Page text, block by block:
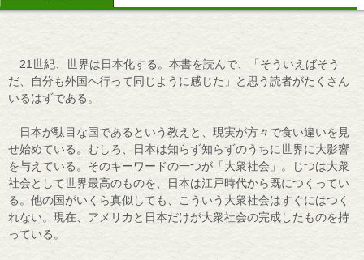
21世紀、世界は日本化する。本書を読んで、「そういえばそう
だ、自分も外国へ行って同じように感じた」と思う読者がたくさん
いるはずである。
日本が駄目な国であるという教えと、現実が方々で食い違いを見
せ始めている。むしろ、日本は知らず知らずのうちに世界に大影響
を与えている。そのキーワードの一つが「大衆社会」。じつは大衆
社会として世界最高のものを、日本は江戸時代から既につくってい
る。他の国がいくら真似しても、こういう大衆社会はすぐにはつく
れない。現在、アメリカと日本だけが大衆社会の完成したものを持
っている。